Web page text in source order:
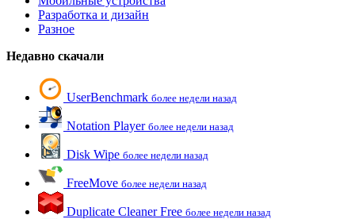
Разработка и дизайн
Разное
Недавно скачали
UserBenchmark более недели назад
Notation Player более недели назад
Disk Wipe более недели назад
FreeMove более недели назад
Duplicate Cleaner Free более недели назад